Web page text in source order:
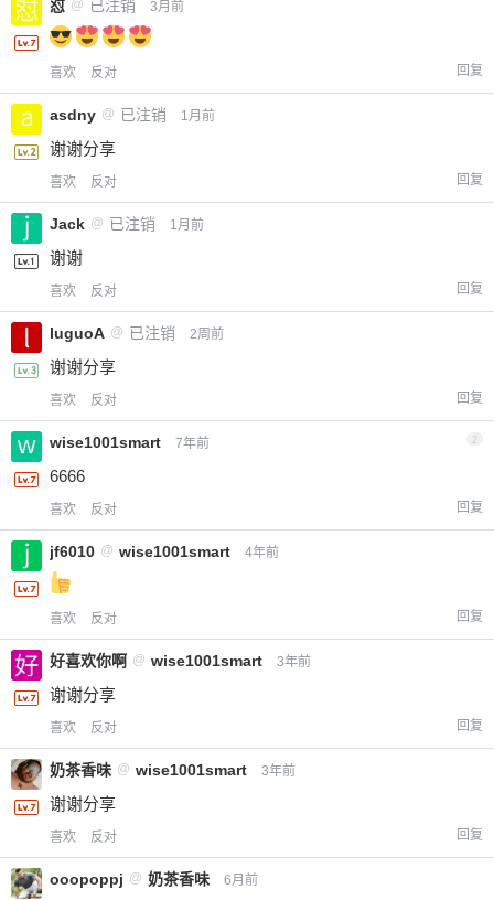
怼 @ 已注销 3月前
喜欢 反对 回复
asdny @ 已注销 1月前
谢谢分享
喜欢 反对 回复
Jack @ 已注销 1月前
谢谢
喜欢 反对 回复
luguoA @ 已注销 2周前
谢谢分享
喜欢 反对 回复
wise1001smart 7年前 2
6666
喜欢 反对 回复
jf6010 @ wise1001smart 4年前
喜欢 反对 回复
好喜欢你啊 @ wise1001smart 3年前
谢谢分享
喜欢 反对 回复
奶茶香味 @ wise1001smart 3年前
谢谢分享
喜欢 反对 回复
ooopoppj @ 奶茶香味 6月前